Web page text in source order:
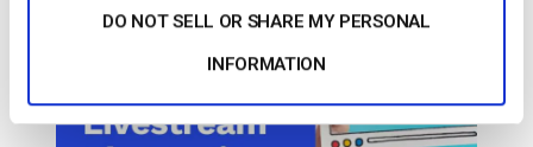
DO NOT SELL OR SHARE MY PERSONAL
INFORMATION